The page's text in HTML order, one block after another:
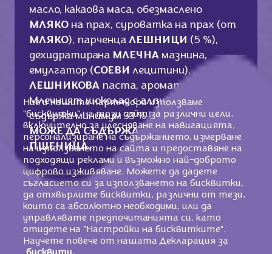
масло, какаова маса, обезмаслено
МЛЯКО на прах, суроватка на прах (от
МЛЯКО), парченца ЛЕШНИЦИ (5 %),
дехидратирана МЛЕЧНА мазнина,
емулгатор (СОЕВИ лецитини),
ЛЕШНИКОВА паста, ароматизант.
Млечният шоколад с алпийско мляко
съдържа минимум 33 % какаова маса.
МОЖЕ ДА СЪДЪРЖА ДРУГИ ЯДКИ И
ПШЕНИЦА.
Хранителни стойности
Енергийна Стойност
2125 KJ / 508
Kcal
Ние и нашите партньори използваме
"бисквитки" на този сайт за различни цели,
включително за улесняване на навигацията,
персонализиране на съдържанието, измерване
на използването на сайта и предоставяне на
подходящи реклами и възможно най-доброто
цифрово изживяване. Можете да дадете
съгласието си за използването на бисквитки,
да отхвърлите бисквитки, различни от тези,
които са абсолютно необходими, или да
управлявате предпочитанията си, като
отидете на "Настройки на бисквитките".
Научете повече от нашата Декларация за